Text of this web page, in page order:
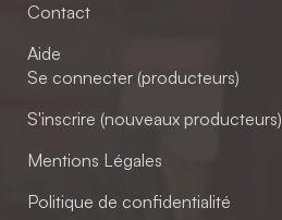
Contact
Aide
Se connecter (producteurs)
S'inscrire (nouveaux producteurs)
Mentions Légales
Politique de confidentialité